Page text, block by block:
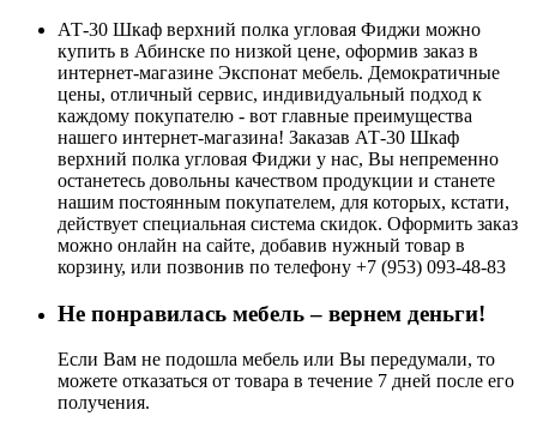
АТ-30 Шкаф верхний полка угловая Фиджи можно
купить в Абинске по низкой цене, оформив заказ в
интернет-магазине Экспонат мебель. Демократичные
цены, отличный сервис, индивидуальный подход к
каждому покупателю - вот главные преимущества
нашего интернет-магазина! Заказав АТ-30 Шкаф
верхний полка угловая Фиджи у нас, Вы непременно
останетесь довольны качеством продукции и станете
нашим постоянным покупателем, для которых, кстати,
действует специальная система скидок. Оформить заказ
можно онлайн на сайте, добавив нужный товар в
корзину, или позвонив по телефону +7 (953) 093-48-83
Не понравилась мебель – вернем деньги!
Если Вам не подошла мебель или Вы передумали, то
можете отказаться от товара в течение 7 дней после его
получения.